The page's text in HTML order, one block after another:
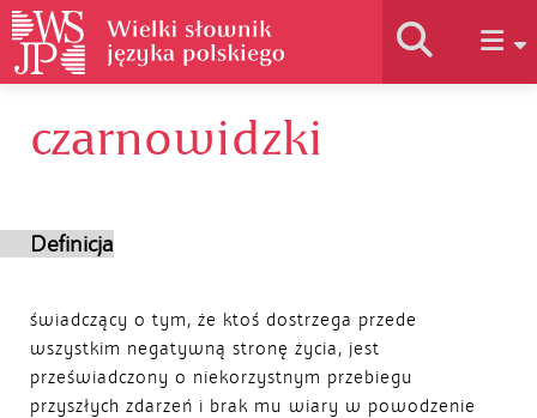
Historia słownika
Autorzy
czarnowidzki
Definicja
świadczący o tym, że ktoś dostrzega przede
wszystkim negatywną stronę życia, jest
przeświadczony o niekorzystnym przebiegu
przyszłych zdarzeń i brak mu wiary w powodzenie